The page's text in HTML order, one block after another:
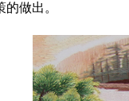
做出。